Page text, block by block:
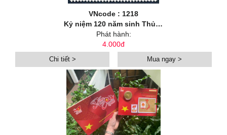
VNcode : 1218
Kỷ niệm 120 năm sinh Thủ tướng Phạm Văn Đồng (1906-2026)
Phát hành:
4.000đ
Chi tiết > Mua ngay >